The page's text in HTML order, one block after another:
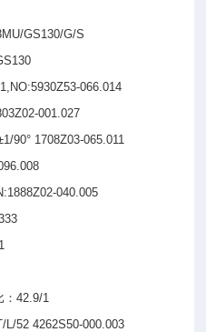
GS130/G/S
GS130
066.014
001.027
90° 1708Z03-065.011
040.005
333
1-01
比：42.9/1
L/52 4262S50-000.003